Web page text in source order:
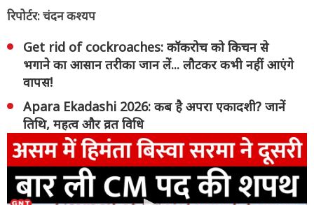
रिपोर्टर: चंदन कश्यप
Get rid of cockroaches: कॉकरोच को किचन से
भगाने का आसान तरीका जान लें... लौटकर कभी नहीं आएंगे
वापस!
Apara Ekadashi 2026: कब है अपरा एकादशी? जानें
तिथि, महत्व और व्रत विधि